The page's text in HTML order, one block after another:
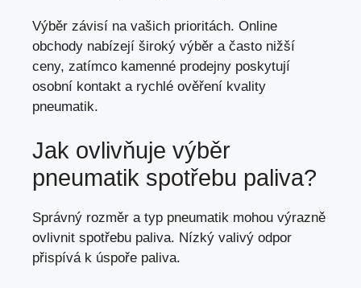
Výběr závisí na vašich prioritách. Online
obchody nabízejí široký výběr a často nižší
ceny, zatímco kamenné prodejny poskytují
osobní kontakt a rychlé ověření kvality
pneumatik.
Jak ovlivňuje výběr
pneumatik spotřebu paliva?
Správný rozměr a typ pneumatik mohou výrazně
ovlivnit spotřebu paliva. Nízký valivý odpor
přispívá k úspoře paliva.